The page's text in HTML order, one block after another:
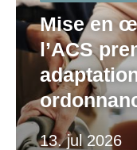
13. jul 2026
Mise en
l’ACS